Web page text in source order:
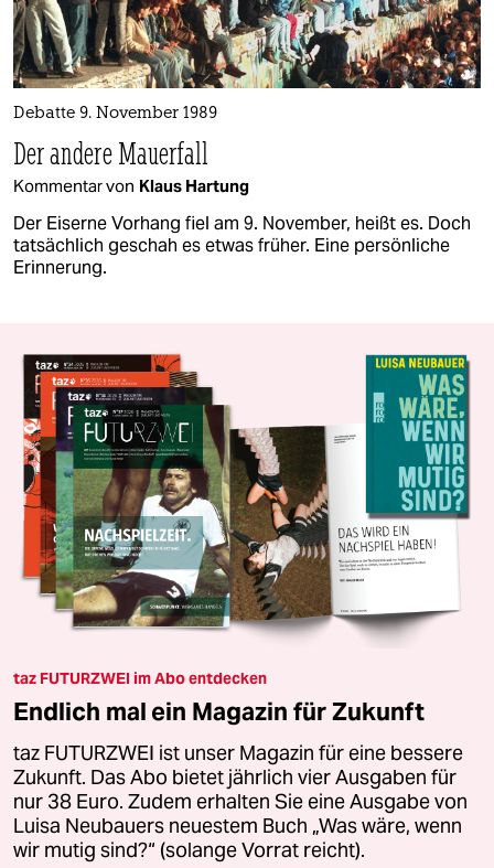
Debatte 9. November 1989
Der andere Mauerfall
Kommentar von Klaus Hartung
Der Eiserne Vorhang fiel am 9. November, heißt es. Doch
tatsächlich geschah es etwas früher. Eine persönliche
Erinnerung.
taz FUTURZWEI im Abo entdecken
Endlich mal ein Magazin für Zukunft
taz FUTURZWEI ist unser Magazin für eine bessere
Zukunft. Das Abo bietet jährlich vier Ausgaben für
nur 38 Euro. Zudem erhalten Sie eine Ausgabe von
Luisa Neubauers neuestem Buch „Was wäre, wenn
wir mutig sind?“ (solange Vorrat reicht).